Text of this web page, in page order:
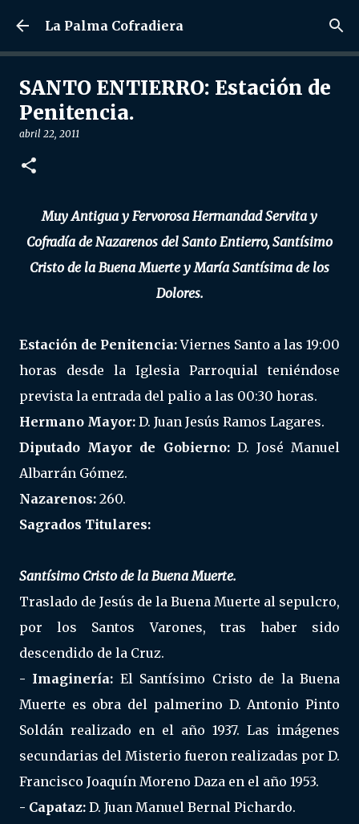
Ir al contenido principal
La Palma Cofradiera
SANTO ENTIERRO: Estación de
Penitencia.
abril 22, 2011
Muy Antigua y Fervorosa Hermandad Servita y
Cofradía de Nazarenos del Santo Entierro, Santísimo
Cristo de la Buena Muerte y María Santísima de los
Dolores.
Estación de Penitencia:Viernes Santo a las 19:00
horas desde la Iglesia Parroquial teniéndose
prevista la entrada del palio a las 00:30 horas.
Hermano Mayor: D. Juan Jesús Ramos Lagares.
Diputado Mayor de Gobierno: D. José Manuel
Albarrán Gómez.
Nazarenos: 260.
Sagrados Titulares:
Santísimo Cristo de la Buena Muerte.
Traslado de Jesús de la Buena Muerte al sepulcro,
por los Santos Varones, tras haber sido
descendido de la Cruz.
- Imaginería: El Santísimo Cristo de la Buena
Muerte es obra del palmerino D. Antonio Pinto
Soldán realizado en el año 1937. Las imágenes
secundarias del Misterio fueron realizadas por D.
Francisco Joaquín Moreno Daza en el año 1953.
- Capataz: D. Juan Manuel Bernal Pichardo.